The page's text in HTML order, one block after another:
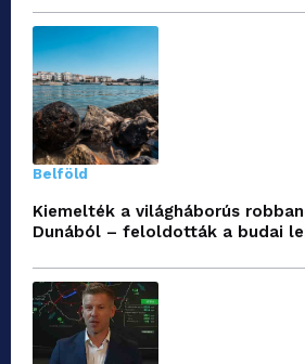
Belföld
Kiemelték a világháborús
Dunából – feloldották a budai